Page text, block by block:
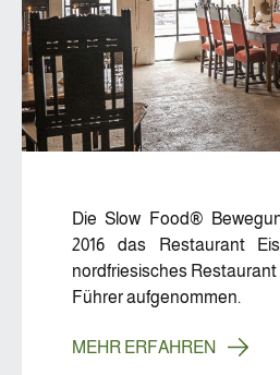
Die Slow Food®
2016 das Restaurant
nordfriesisches
Führer aufgenommen.
MEHR ERFAHREN